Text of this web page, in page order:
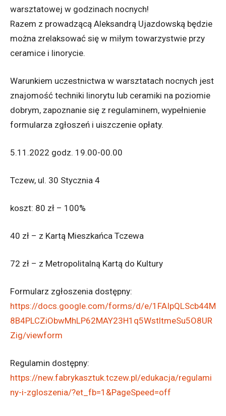
warsztatowej w godzinach nocnych!
Razem z prowadzącą Aleksandrą Ujazdowską będzie
można zrelaksować się w miłym towarzystwie przy
ceramice i linorycie.
Warunkiem uczestnictwa w warsztatach nocnych jest
znajomość techniki linorytu lub ceramiki na poziomie
dobrym, zapoznanie się z regulaminem, wypełnienie
formularza zgłoszeń i uiszczenie opłaty.
5.11.2022 godz. 19.00-00.00
Tczew, ul. 30 Stycznia 4
koszt: 80 zł – 100%
40 zł – z Kartą Mieszkańca Tczewa
72 zł – z Metropolitalną Kartą do Kultury
Formularz zgłoszenia dostępny:
https://docs.google.com/forms/d/e/1FAIpQLScb44M
8B4PLCZiObwMhLP62MAY23H1q5WstltmeSu5O8UR
Zig/viewform
Regulamin dostępny:
https://new.fabrykasztuk.tczew.pl/edukacja/regulami
ny-i-zgloszenia/?et_fb=1&PageSpeed=off